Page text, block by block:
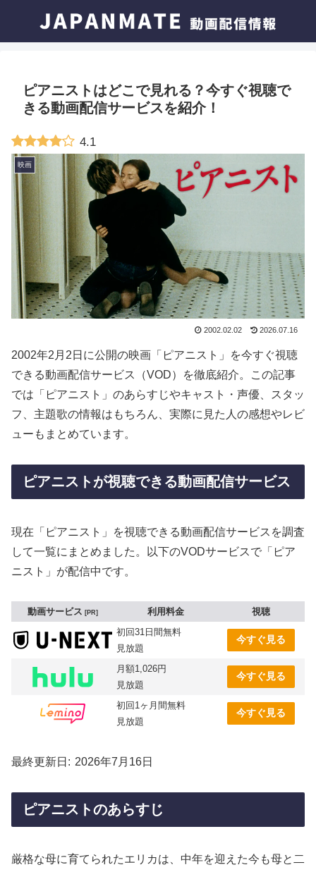
ピアニストはどこで見れる？今すぐ視聴で
きる動画配信サービスを紹介！
4.1
映画
2002.02.02 2026.07.16
2002年2月2日に公開の映画「ピアニスト」を今すぐ視聴
できる動画配信サービス（VOD）を徹底紹介。この記事
では「ピアニスト」のあらすじやキャスト・声優、スタッ
フ、主題歌の情報はもちろん、実際に見た人の感想やレビ
ューもまとめています。
ピアニストが視聴できる動画配信サービス
現在「ピアニスト」を視聴できる動画配信サービスを調査
して一覧にまとめました。以下のVODサービスで「ピア
ニスト」が配信中です。
動画サービス PR 利用料金
視聴
初回31日間無料
見放題
今すぐ見る
月額1,026円
見放題
今すぐ見る
初回1ヶ月間無料
見放題
今すぐ見る
最終更新日 2026年7月16日
ピアニストのあらすじ
厳格な母に育てられたエリカは、中年を迎えた今も母と二